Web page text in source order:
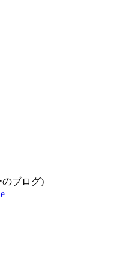
のブログ)